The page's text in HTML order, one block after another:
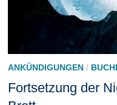
ANKÜNDIGUNGEN/
Fortsetzung der